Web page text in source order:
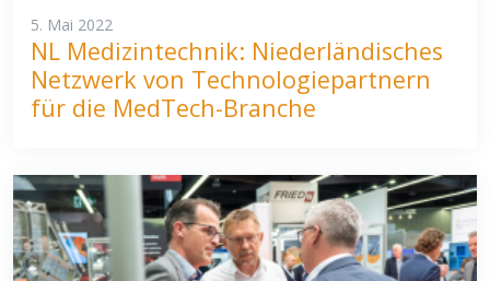
5. Mai 2022
NL Medizintechnik: Niederländisches
Netzwerk von Technologiepartnern
für die MedTech-Branche